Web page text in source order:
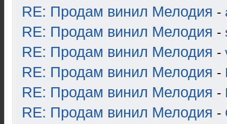
RE: Продам винил Мелодия -
RE: Продам винил Мелодия -
RE: Продам винил Мелодия -
RE: Продам винил Мелодия -
RE: Продам винил Мелодия -
RE: Продам винил Мелодия -